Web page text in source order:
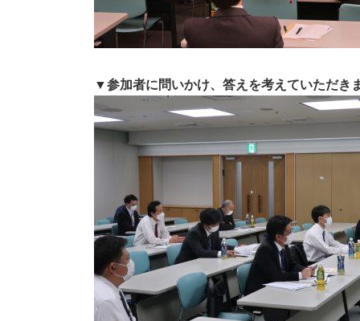
▼参加者に問いかけ、答えを考えていただき